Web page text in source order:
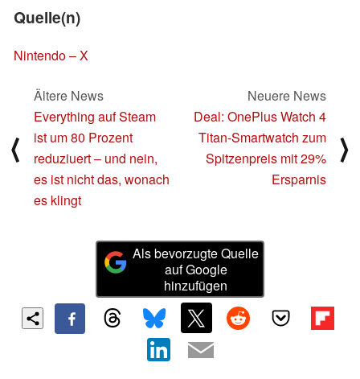
Quelle(n)
Nintendo – X
⟨
Ältere News
Everything auf Steam
ist um 80 Prozent
reduziuert – und nein,
es ist nicht das, wonach
es klingt
Neuere News
Deal: OnePlus Watch 4
Titan-Smartwatch zum
Spitzenpreis mit 29%
Ersparnis
⟩
Als bevorzugte Quelle
auf Google
hinzufügen